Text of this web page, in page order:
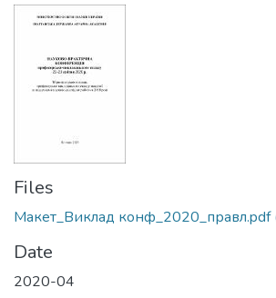
Files
Макет_Виклад конф_2020_правл.pdf
Date
2020-04